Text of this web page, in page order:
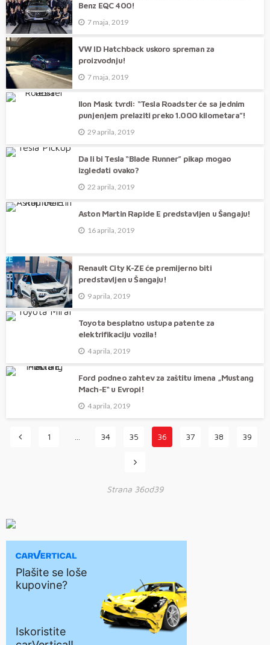
Benz EQC 400!
7 maja, 2019
VW ID Hatchback uskoro spreman za
proizvodnju!
7 maja, 2019
Ilon Mask tvrdi: “Tesla Roadster će sa jednim
punjenjem prelaziti preko 1.000 kilometara”!
29 aprila, 2019
Da li bi Tesla “Blade Runner” pikap mogao
izgledati ovako?
22 aprila, 2019
Aston Martin Rapide E predstavljen u Šangaju!
16 aprila, 2019
Renault City K-ZE će premijerno biti
predstavljen u Šangaju!
9 aprila, 2019
Toyota besplatno ustupa patente za
elektrifikaciju vozila!
4 aprila, 2019
Ford podneo zahtev za zaštitu imena „Mustang
Mach-E“ u Evropi!
4 aprila, 2019
1 34 35 36 37 38 39
Strana 36od39